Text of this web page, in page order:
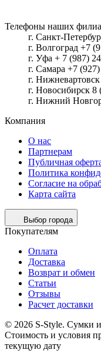
Телефоны наших
г. Санкт-
г. Волгоград +7
г. Уфа + 7 (987)
г. Самара +7
г.
г. Новосибирск 8
г. Нижний
Компания
О нас
Партнерам
Публичная
Политика
Согласие на
Карта сайта
Выбор города
Покупателям
Оплата
Доставка
Возврат и обмен
Статьи
Отзывы
Расчет доставки
© 2026 S-Style. Сумки
Cтоимость и условия
текущую дату